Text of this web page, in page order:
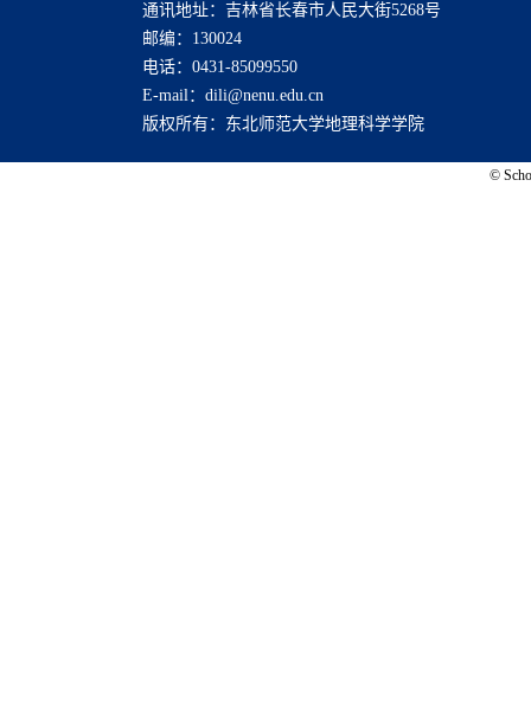
通讯地址：吉林省长春市人民大街5268号
邮编：130024
电话：0431-85099550
E-mail：dili@nenu.edu.cn
版权所有：东北师范大学地理科学学院
©